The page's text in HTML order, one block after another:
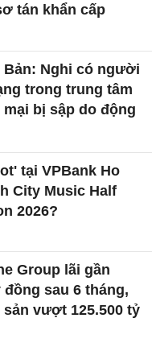
tán khẩn cấp
Bản: Nghi có người
trong trung tâm
bị sập do động
tại VPBank Ho
City Music Half
2026?
Group lãi gần
đồng sau 6 tháng,
vượt 125.500 tỷ